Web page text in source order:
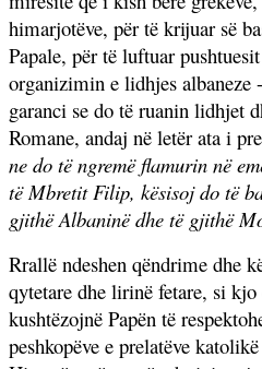
himarjotëve, për të krijuar së
Papale, për të luftuar
organizimin e lidhjes
garanci se do të ruanin lidhjet
Romane, andaj në letër ata i
ne do të ngremë flamurin në
të Mbretit Filip, kësisoj do të
gjithë Albaninë dhe të gjithë
Rrallë ndeshen qëndrime dhe
qytetare dhe lirinë fetare, si
kushtëzojnë Papën të
peshkopëve e prelatëve